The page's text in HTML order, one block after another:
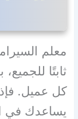
معلم
ثابتًا
كل عميل.
يساعدك في